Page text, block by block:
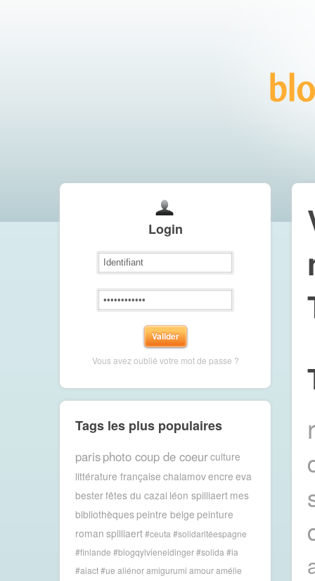
Login
Vous avez oublié votre mot de passe ?
Tags les plus populaires
parisphoto coup de coeurculture
littérature française chalamovencre eva
besterfêtes du cazal léon spilliaert mes
bibliothèquespeintre belge peinture
roman spilliaert #ceuta #solidaritéespagne
#finlande #blogqylvieneidinger #solida #ia
#aiact #ue aliénor amigurumi amour amélie